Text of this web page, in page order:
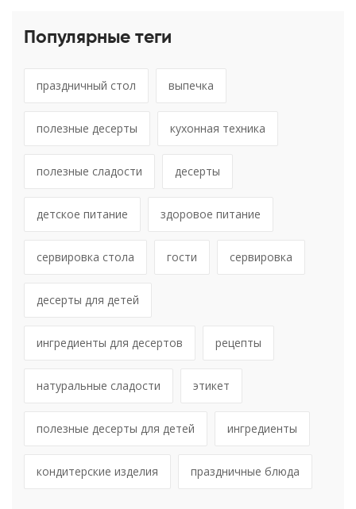
Популярные теги
праздничный стол выпечка
полезные десерты кухонная техника
полезные сладости десерты
детское питание здоровое питание
сервировка стола гости сервировка
десерты для детей
ингредиенты для десертов рецепты
натуральные сладости этикет
полезные десерты для детей ингредиенты
кондитерские изделия праздничные блюда